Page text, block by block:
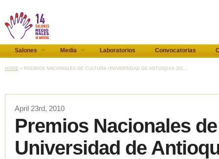
Salones Media Laboratorios Convocatorias
HOME » PREMIOS NACIONALES DE CULTURA UNIVERSIDAD DE ANTIOQUIA 201...
April 23rd, 2010
Premios Nacionales
Universidad de